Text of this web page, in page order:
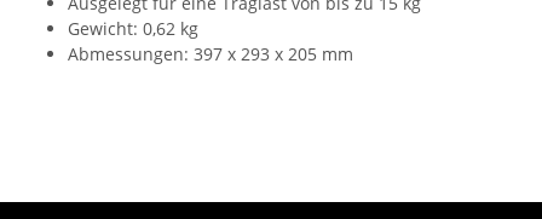
Gewicht: 0,62 kg
Abmessungen: 397 x 293 x 205 mm